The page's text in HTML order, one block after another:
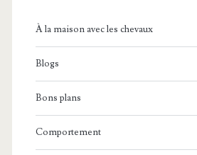
À la maison avec les chevaux
Blogs
Bons plans
Comportement